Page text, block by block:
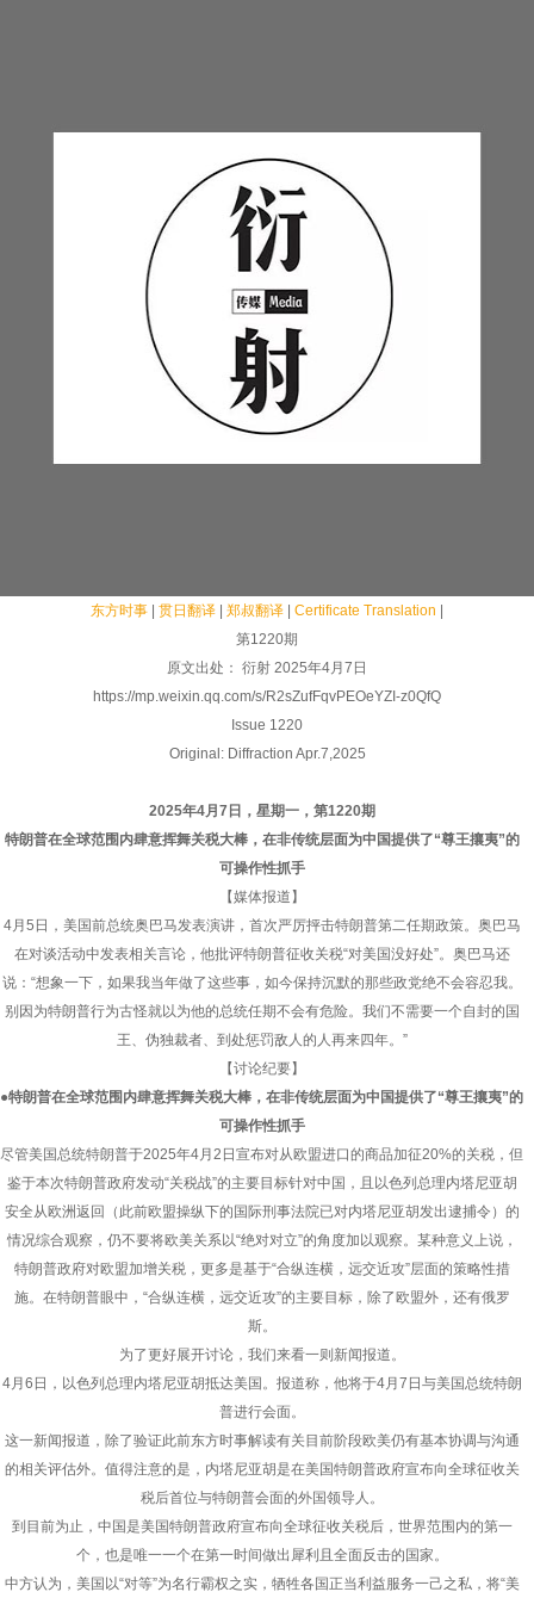
东方时事 贯日翻译 郑叔翻译 Certificate Translation
第1220期
原文出处： 衍射 2025年4月7日
https://mp.weixin.qq.com/s/R2sZufFqvPEOeYZI-z0QfQ
Issue 1220
Original: Diffraction Apr.7,2025
2025年4月7日，星期一，第1220期
特朗普在全球范围内肆意挥舞关税大棒，在非传统层面为中国提供了“尊王攘夷”的
可操作性抓手
【媒体报道】
4月5日，美国前总统奥巴马发表演讲，首次严厉抨击特朗普第二任期政策。奥巴马
在对谈活动中发表相关言论，他批评特朗普征收关税“对美国没好处”。奥巴马还
说：“想象一下，如果我当年做了这些事，如今保持沉默的那些政党绝不会容忍我。
别因为特朗普行为古怪就以为他的总统任期不会有危险。我们不需要一个自封的国
王、伪独裁者、到处惩罚敌人的人再来四年。”
【讨论纪要】
●特朗普在全球范围内肆意挥舞关税大棒，在非传统层面为中国提供了“尊王攘夷”的
可操作性抓手
尽管美国总统特朗普于2025年4月2日宣布对从欧盟进口的商品加征20%的关税，但
鉴于本次特朗普政府发动“关税战”的主要目标针对中国，且以色列总理内塔尼亚胡
安全从欧洲返回（此前欧盟操纵下的国际刑事法院已对内塔尼亚胡发出逮捕令）的
情况综合观察，仍不要将欧美关系以“绝对对立”的角度加以观察。某种意义上说，
特朗普政府对欧盟加增关税，更多是基于“合纵连横，远交近攻”层面的策略性措
施。在特朗普眼中，“合纵连横，远交近攻”的主要目标，除了欧盟外，还有俄罗
斯。
为了更好展开讨论，我们来看一则新闻报道。
4月6日，以色列总理内塔尼亚胡抵达美国。报道称，他将于4月7日与美国总统特朗
普进行会面。
这一新闻报道，除了验证此前东方时事解读有关目前阶段欧美仍有基本协调与沟通
的相关评估外。值得注意的是，内塔尼亚胡是在美国特朗普政府宣布向全球征收关
税后首位与特朗普会面的外国领导人。
到目前为止，中国是美国特朗普政府宣布向全球征收关税后，世界范围内的第一
个，也是唯一一个在第一时间做出犀利且全面反击的国家。
中方认为，美国以“对等”为名行霸权之实，牺牲各国正当利益服务一己之私，将“美